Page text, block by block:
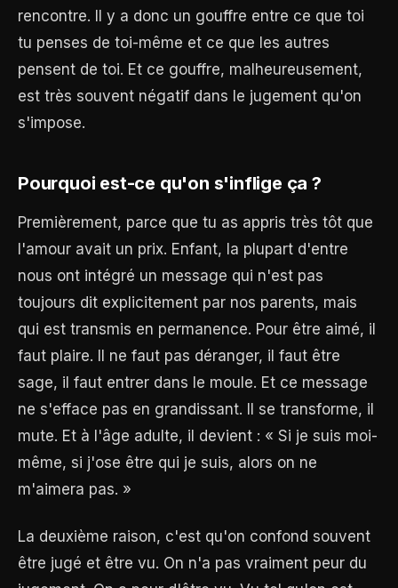
rencontre. Il y a donc un gouffre entre ce que toi
tu penses de toi-même et ce que les autres
pensent de toi. Et ce gouffre, malheureusement,
est très souvent négatif dans le jugement qu'on
s'impose.
Pourquoi est-ce qu'on s'inflige ça ?
Premièrement, parce que tu as appris très tôt que
l'amour avait un prix. Enfant, la plupart d'entre
nous ont intégré un message qui n'est pas
toujours dit explicitement par nos parents, mais
qui est transmis en permanence. Pour être aimé, il
faut plaire. Il ne faut pas déranger, il faut être
sage, il faut entrer dans le moule. Et ce message
ne s'efface pas en grandissant. Il se transforme, il
mute. Et à l'âge adulte, il devient : « Si je suis moi-
même, si j'ose être qui je suis, alors on ne
m'aimera pas. »
La deuxième raison, c'est qu'on confond souvent
être jugé et être vu. On n'a pas vraiment peur du